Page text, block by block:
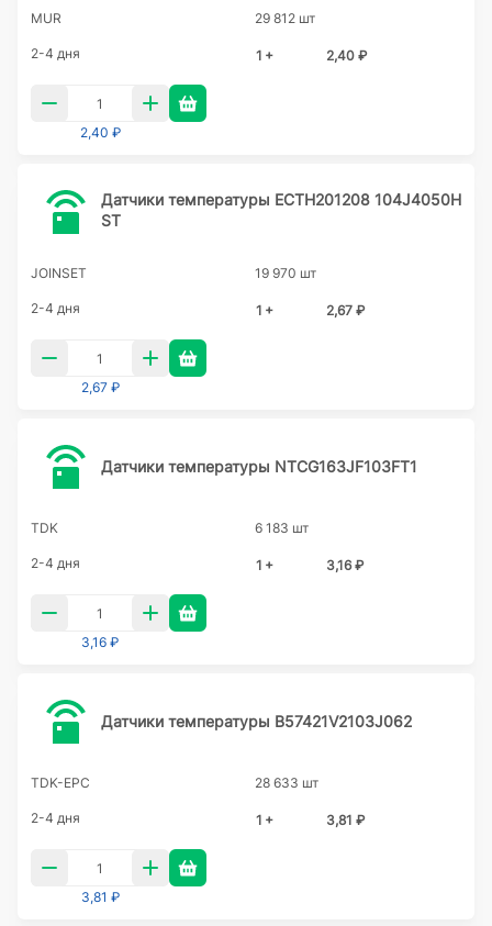
MUR 29 812 шт
2-4 дня 1 + 2,40 ₽
2,40 ₽
Датчики температуры ECTH201208 104J4050H
ST
JOINSET 19 970 шт
2-4 дня 1 + 2,67 ₽
2,67 ₽
Датчики температуры NTCG163JF103FT1
TDK 6 183 шт
2-4 дня 1 + 3,16 ₽
3,16 ₽
Датчики температуры B57421V2103J062
TDK-EPC 28 633 шт
2-4 дня 1 + 3,81 ₽
3,81 ₽